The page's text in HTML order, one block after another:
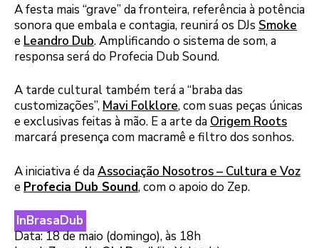
A festa mais “grave” da fronteira, referência à potência
sonora que embala e contagia, reunirá os DJs Smoke
e Leandro Dub. Amplificando o sistema de som, a
responsa será do Profecia Dub Sound.
A tarde cultural também terá a “braba das
customizações”, Mavi Folklore, com suas peças únicas
e exclusivas feitas à mão. E a arte da Origem Roots
marcará presença com macramê e filtro dos sonhos.
A iniciativa é daAssociação Nosotros – Cultura e Voz
e Profecia Dub Sound, com o apoio do Zep.
InBrasaDub
Data: 18 de maio (domingo), às 18h